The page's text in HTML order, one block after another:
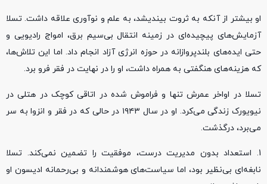
او بیشتر از آنکه به ثروت بیندیشد، به علم و نوآوری علاقه داشت. تسلا
آزمایش‌های پیچیده‌ای در زمینه انتقال بی‌سیم برق، امواج رادیویی و
حتی ایده‌های بلندپروازانه در حوزه انرژی آزاد انجام داد. اما این تلاش‌ها،
که هزینه‌های هنگفتی به همراه داشت، او را در نهایت در فقر فرو برد.
تسلا در اواخر عمرش تنها و فراموش‌ شده در اتاقی کوچک در هتلی در
نیویورک زندگی می‌کرد. او در سال ۱۹۴۳ در حالی که در فقر و انزوا به سر
می‌برد، درگذشت.
1. استعداد بدون مدیریت درست، موفقیت را تضمین نمی‌کند. تسلا
نابغه‌ای بی‌نظیر بود، اما سیاست‌های هوشمندانه و بی‌رحمانه ادیسون او